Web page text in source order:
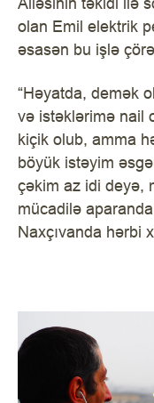
olan Emil elektrik
əsasən bu işlə
“Həyatda, demək
və istəklərimə nail
kiçik olub, amma
böyük istəyim
çəkim az idi deyə,
mücadilə
Naxçıvanda hərbi